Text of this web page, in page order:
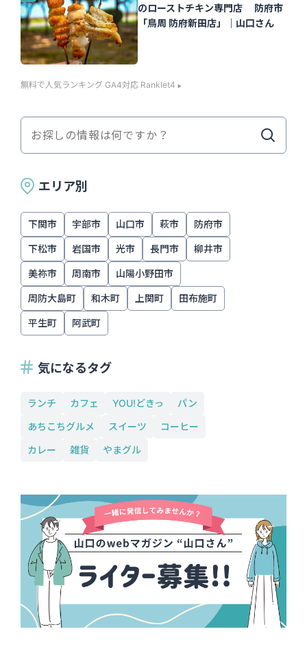
のローストチキン専門店 防府市
「鳥周 防府新田店」｜山口さん
無料で人気ランキング GA4対応 Ranklet4
エリア別
下関市 宇部市 山口市 萩市 防府市
下松市 岩国市 光市 長門市 柳井市
美祢市 周南市 山陽小野田市
周防大島町 和木町 上関町 田布施町
平生町 阿武町
気になるタグ
ランチ カフェ YOU!どきっ
パン
あちこちグルメ
スイーツ
コーヒー
カレー
雑貨 やまグル